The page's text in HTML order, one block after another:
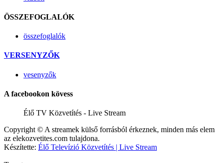
ÖSSZEFOGLALÓK
összefoglalók
VERSENYZŐK
vesenyzők
A facebookon kövess
Élő TV Közvetítés - Live Stream
Copyright © A streamek külső forrásból érkeznek, minden más elem
az elekozvetites.com tulajdona.
Készítette: Élő Televízió Közvetítés | Live Stream